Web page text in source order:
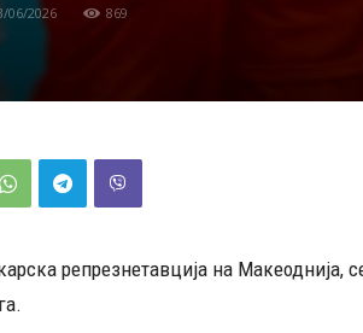
06/2026 869
репрезнетавција на